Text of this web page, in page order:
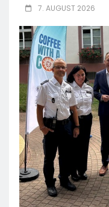
7. AUGUST 2026